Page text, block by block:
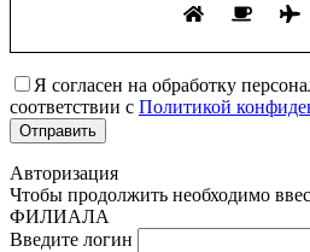
Я согласен на обработку
соответствии с Политикой
Авторизация
Чтобы продолжить необходимо
ФИЛИАЛА
Введите логин